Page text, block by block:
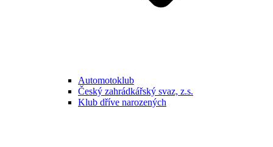
Automotoklub
Český zahrádkářský svaz, z.s.
Klub dříve narozených